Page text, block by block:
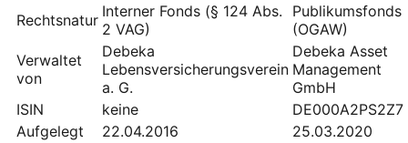
Rechtsnatur Interner Fonds (§ 124 Abs.
2 VAG)
Publikumsfonds
(OGAW)
Verwaltet
von
Debeka
Lebensversicherungsverein
a. G.
Debeka Asset
Management
GmbH
ISIN
keine
DE000A2PS2Z7
Aufgelegt
22.04.2016
25.03.2020